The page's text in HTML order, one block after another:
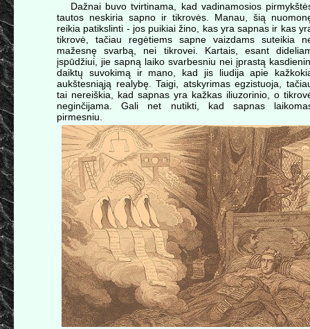
Dažnai buvo tvirtinama, kad vadinamosios
tautos neskiria sapno ir tikrovės. Manau, šią
reikia patikslinti - jos puikiai žino, kas yra sapnas ir kas
tikrovė, tačiau regėtiems sapne vaizdams suteikia
mažesnę svarbą, nei tikrovei. Kartais, esant
įspūdžiui, jie sapną laiko svarbesniu nei įprastą
daiktų suvokimą ir mano, kad jis liudija apie
aukštesniąją realybę. Taigi, atskyrimas egzistuoja,
tai nereiškia, kad sapnas yra kažkas iliuzorinio, o
neginčijama. Gali net nutikti, kad sapnas
pirmesniu.